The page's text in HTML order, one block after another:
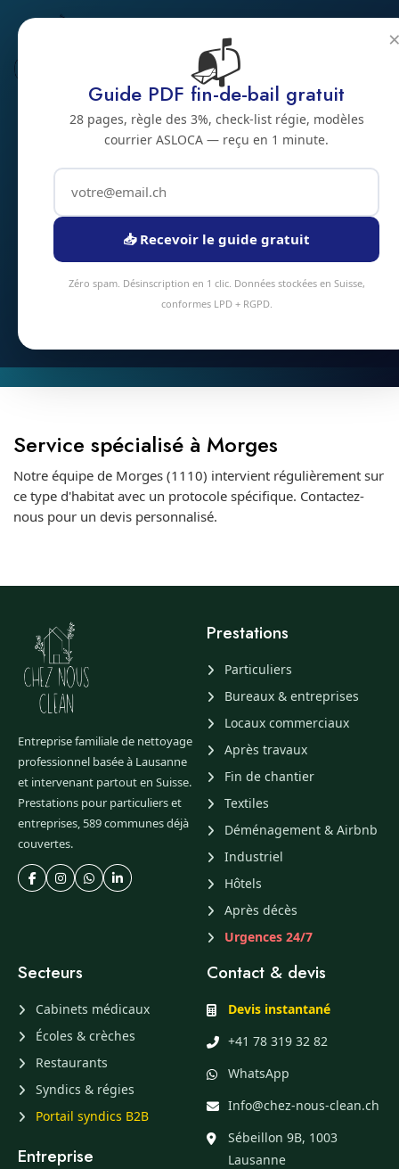
Habitat spécifique
Nettoyage
d'appartement 3
pièces à Morges
Appartement 3 pièces (65-80 m²) à Morges ? Notre forfait
standard inclut cuisine, 2 chambres, séjour, sanitaires, sols.
Service spécialisé à Morges
Notre équipe de Morges (1110) intervient régulièrement sur
ce type d'habitat avec un protocole spécifique. Contactez-
nous pour un devis personnalisé.
Entreprise familiale de nettoyage
professionnel basée à Lausanne
et intervenant partout en Suisse.
Prestations pour particuliers et
entreprises, 589 communes déjà
couvertes.
Prestations
Particuliers
Bureaux & entreprises
Locaux commerciaux
Après travaux
Fin de chantier
Textiles
Déménagement & Airbnb
Industriel
Hôtels
Après décès
Urgences 24/7
Secteurs
Cabinets médicaux
Écoles & crèches
Restaurants
Syndics & régies
Portail syndics B2B
Entreprise
Contact & devis
Devis instantané
+41 78 319 32 82
WhatsApp
Info@chez-nous-clean.ch
Sébeillon 9B, 1003
Lausanne
📬
Guide PDF fin-de-bail gratuit
28 pages, règle des 3%, check-list régie, modèles
courrier ASLOCA — reçu en 1 minute.
📥 Recevoir le guide gratuit
Zéro spam. Désinscription en 1 clic. Données stockées en Suisse,
conformes LPD + RGPD.